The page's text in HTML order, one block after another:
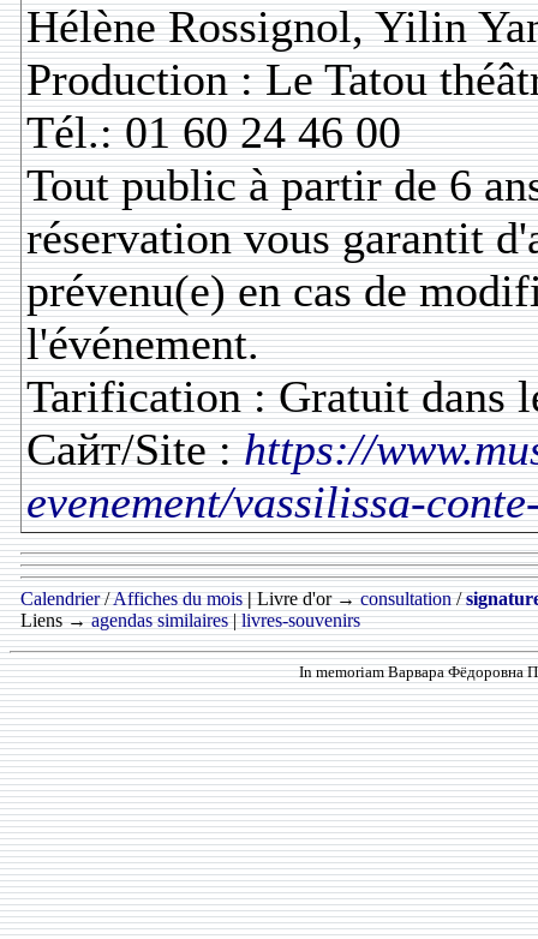
Hélène Rossignol, Yilin
Production : Le Tatou
Tél.: 01 60 24 46 00
Tout public à partir de 6
réservation vous garantit
prévenu(e) en cas de
l'événement.
Tarification : Gratuit dans
Сайт/Site :https://
evenement/vassilissa-
Calendrier/Affiches du mois |Livre d'or →consultation/
Liens →agendas similaires|livres-souvenirs
In memoriam Варвара Фёдоровна